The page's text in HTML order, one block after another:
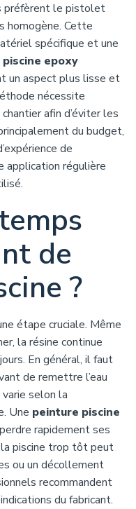
préfèrent le pistolet
homogène. Cette
spécifique et une
epoxy
un aspect plus lisse et
nécessite
afin d’éviter les
du budget,
de
application régulière
de
?
étape cruciale. Même
la résine continue
En général, il faut
de remettre l’eau
selon la
Une peinture piscine
rapidement ses
la piscine trop tôt peut
ou un décollement
recommandent
du fabricant.